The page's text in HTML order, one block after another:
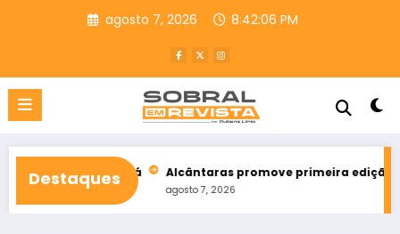
agosto 7, 2026 8:42:08 PM
Destaques
no Ceará Alcântaras promove primeira edição da corrida e
agosto 7, 2026